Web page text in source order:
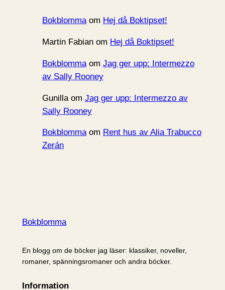
Bokblommaom Hej då Boktipset!
Martin Fabianom Hej då Boktipset!
Bokblommaom Jag ger upp: Intermezzo
av Sally Rooney
Gunillaom Jag ger upp: Intermezzo av
Sally Rooney
Bokblommaom Rent hus av Alia Trabucco
Zerán
Bokblomma
En blogg om de böcker jag läser: klassiker, noveller,
romaner, spänningsromaner och andra böcker.
Information